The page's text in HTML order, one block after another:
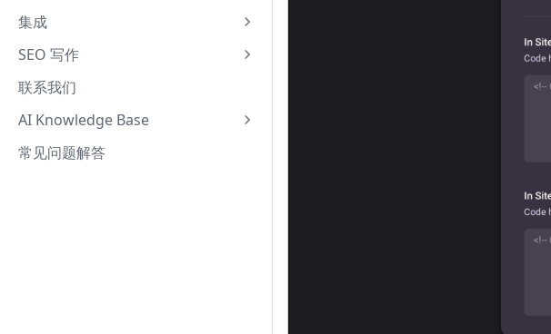
集成
SEO 写作
联系我们
AI Knowledge Base
常见问题解答